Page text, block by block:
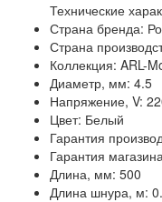
Технические
Страна бренда:
Страна
Коллекция: ARL-
Диаметр, мм: 4.5
Напряжение, V:
Цвет: Белый
Гарантия
Гарантия
Длина, мм: 500
Длина шнура, м: